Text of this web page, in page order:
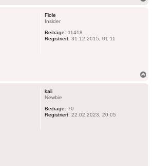
Flole
Insider
Beiträge: 11418
Registriert: 31.12.2015, 01:11
kali
Newbie
Beiträge: 70
Registriert: 22.02.2023, 20:05